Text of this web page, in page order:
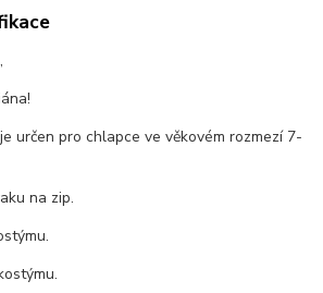
,
určen pro chlapce ve věkovém rozmezí 7-
na zip.